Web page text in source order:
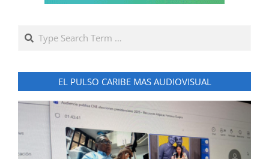
Search
EL PULSO CARIBE MAS AUDIOVISUAL